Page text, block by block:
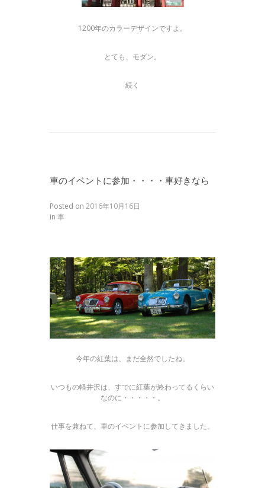
1200年のカラーデザインですよ。
とても、モダン。
続く
車のイベントに参加・・・・車好きなら
Posted on 2016年10月16日
in 車
今年の紅葉は、まだ全然でしたね。
いつもの軽井沢は、すでに紅葉が終わってるくらい
なのに・・・・・。
仕事を兼ねて、車のイベントに参加してきました。